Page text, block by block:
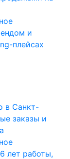
и
плейсах
лет работы,